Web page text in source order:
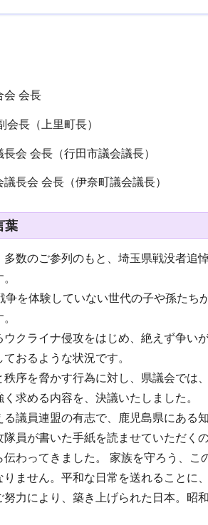
会長
長（上里町長）
会長（行田市議会議長）
会 会長（伊奈町議会議長）
葉
数のご参列のもと、埼玉県戦没者追
を体験していない世代の子や孫た
クライナ侵攻をはじめ、絶えず争
おるような状況です。
序を脅かす行為に対し、県議会では
求める内容を、決議いたしました。
議員連盟の有志で、鹿児島県にある
員が書いた手紙を読ませていただく
わってきました。 家族を守ろう、
ません。平和な日常を送れることに
力により、築き上げられた日本。昭